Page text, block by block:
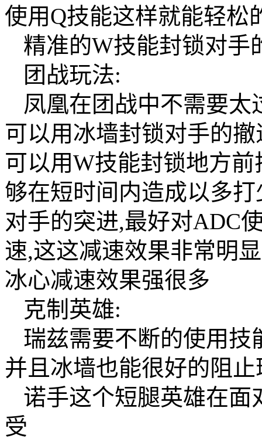
使用Q技能这样就能轻松
精准的W技能封锁对手
团战玩法:
凤凰在团战中不需要太
可以用冰墙封锁对手的
可以用W技能封锁地方
够在短时间内造成以多
对手的突进,最好对ADC
速,这这减速效果非常明
冰心减速效果强很多
克制英雄:
瑞兹需要不断的使用技
并且冰墙也能很好的阻
诺手这个短腿英雄在面
受